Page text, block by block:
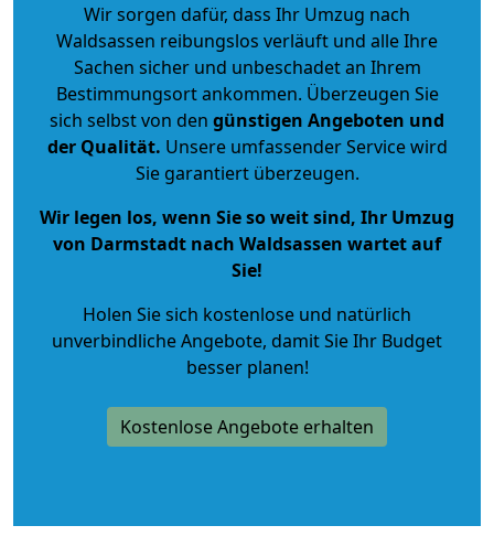
Wir sorgen dafür, dass Ihr Umzug nach
Waldsassen reibungslos verläuft und alle Ihre
Sachen sicher und unbeschadet an Ihrem
Bestimmungsort ankommen. Überzeugen Sie
sich selbst von den günstigen Angeboten und
der Qualität. Unsere umfassender Service wird
Sie garantiert überzeugen.
Wir legen los, wenn Sie so weit sind, Ihr Umzug
von Darmstadt nach Waldsassen wartet auf
Sie!
Holen Sie sich kostenlose und natürlich
unverbindliche Angebote, damit Sie Ihr Budget
besser planen!
Kostenlose Angebote erhalten